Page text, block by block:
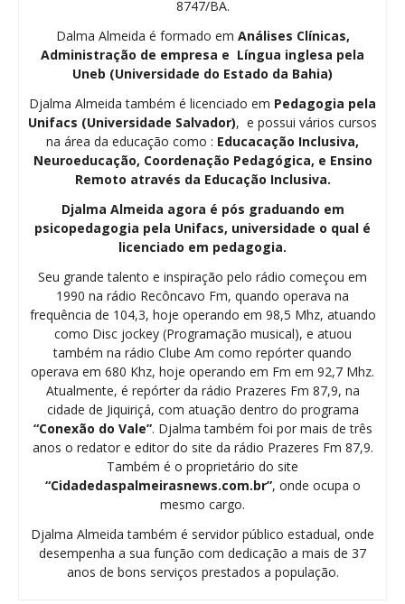
8747/BA.
Dalma Almeida é formado em Análises Clínicas,
Administração de empresa e Língua inglesa pela
Uneb (Universidade do Estado da Bahia)
Djalma Almeida também é licenciado em Pedagogia pela
Unifacs (Universidade Salvador), e possui vários cursos
na área da educação como : Educacação Inclusiva,
Neuroeducação, Coordenação Pedagógica, e Ensino
Remoto através da Educação Inclusiva.
Djalma Almeida agora é pós graduando em
psicopedagogia pela Unifacs, universidade o qual é
licenciado em pedagogia.
Seu grande talento e inspiração pelo rádio começou em
1990 na rádio Recôncavo Fm, quando operava na
frequência de 104,3, hoje operando em 98,5 Mhz, atuando
como Disc jockey (Programação musical), e atuou
também na rádio Clube Am como repórter quando
operava em 680 Khz, hoje operando em Fm em 92,7 Mhz.
Atualmente, é repórter da rádio Prazeres Fm 87,9, na
cidade de Jiquiriçá, com atuação dentro do programa
“Conexão do Vale”. Djalma também foi por mais de três
anos o redator e editor do site da rádio Prazeres Fm 87,9.
Também é o proprietário do site
“Cidadedaspalmeirasnews.com.br”, onde ocupa o
mesmo cargo.
Djalma Almeida também é servidor público estadual, onde
desempenha a sua função com dedicação a mais de 37
anos de bons serviços prestados a população.